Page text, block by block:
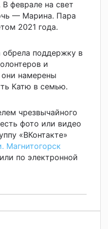
феврале на свет
— Марина. Пара
2021 года.
поддержку в
и
намерены
Катю в семью.
чрезвычайного
фото или видео
«ВКонтакте»
Магнитогорск
по электронной